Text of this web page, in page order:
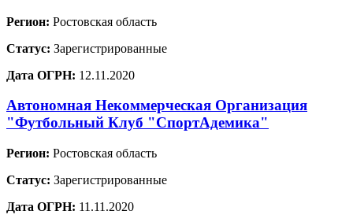
Регион: Ростовская область
Статус: Зарегистрированные
Дата ОГРН: 12.11.2020
Автономная Некоммерческая Организация
"Футбольный Клуб "СпортАдемика"
Регион: Ростовская область
Статус: Зарегистрированные
Дата ОГРН: 11.11.2020